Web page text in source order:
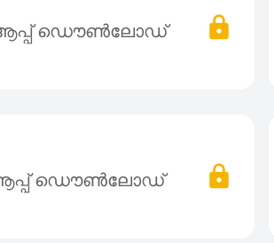
ആപ്പ് ഡൌൺലോഡ്
ആപ്പ് ഡൌൺലോഡ്